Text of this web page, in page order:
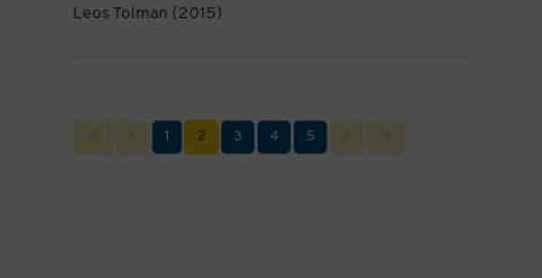
Leos Tolman (2015)
1 2 3 4 5